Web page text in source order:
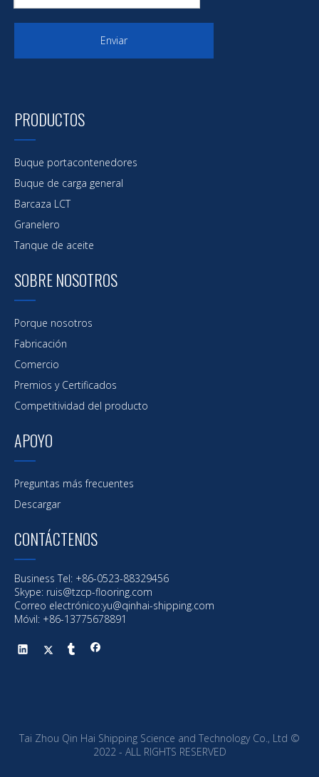
Enviar
PRODUCTOS
Buque portacontenedores
Buque de carga general
Barcaza LCT
Granelero
Tanque de aceite
SOBRE NOSOTROS
Porque nosotros
Fabricación
Comercio
Premios y Certificados
Competitividad del producto
APOYO
Preguntas más frecuentes
Descargar
CONTÁCTENOS
Business Tel: +86-0523-88329456
Skype: ruis@tzcp-flooring.com
Correo electrónico:yu@qinhai-shipping.com
Móvil: +86-13775678891
Tai Zhou Qin Hai Shipping Science and Technology Co., Ltd ©
2022 - ALL RIGHTS RESERVED